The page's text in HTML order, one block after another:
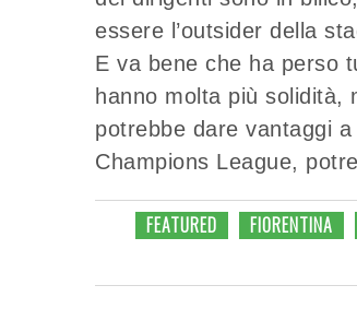
essere l’outsider della
E va bene che ha perso
hanno molta più solidità,
potrebbe dare vantaggi
Champions League,
FEATURED FIORENTINA